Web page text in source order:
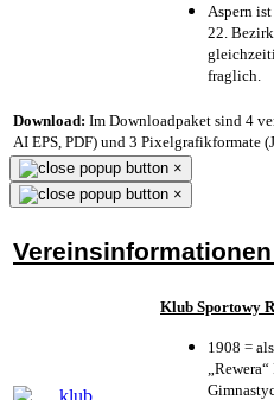
Aspern
22.
fraglich.
Download: Im Downloadpaket sind 4
AI EPS, PDF) und 3 Pixelgrafikformate
×
×
Klub Sportowy
1908 =